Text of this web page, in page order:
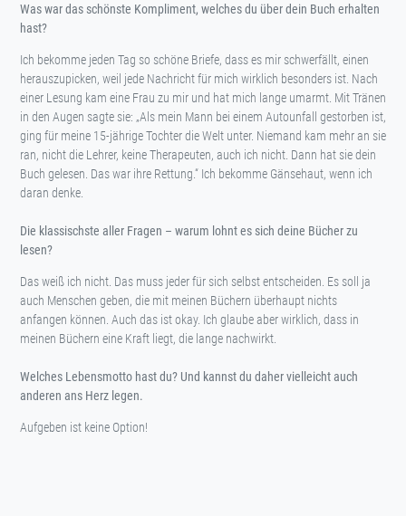
Was war das schönste Kompliment, welches du über dein Buch erhalten
hast?
Ich bekomme jeden Tag so schöne Briefe, dass es mir schwerfällt, einen
herauszupicken, weil jede Nachricht für mich wirklich besonders ist. Nach
einer Lesung kam eine Frau zu mir und hat mich lange umarmt. Mit Tränen
in den Augen sagte sie: „Als mein Mann bei einem Autounfall gestorben ist,
ging für meine 15-jährige Tochter die Welt unter. Niemand kam mehr an sie
ran, nicht die Lehrer, keine Therapeuten, auch ich nicht. Dann hat sie dein
Buch gelesen. Das war ihre Rettung.“ Ich bekomme Gänsehaut, wenn ich
daran denke.
Die klassischste aller Fragen – warum lohnt es sich deine Bücher zu
lesen?
Das weiß ich nicht. Das muss jeder für sich selbst entscheiden. Es soll ja
auch Menschen geben, die mit meinen Büchern überhaupt nichts
anfangen können. Auch das ist okay. Ich glaube aber wirklich, dass in
meinen Büchern eine Kraft liegt, die lange nachwirkt.
Welches Lebensmotto hast du? Und kannst du daher vielleicht auch
anderen ans Herz legen.
Aufgeben ist keine Option!